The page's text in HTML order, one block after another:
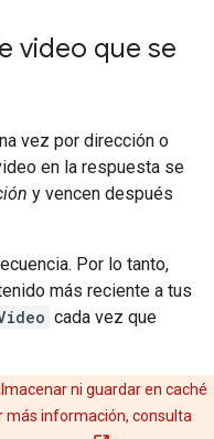
video que se
vez por dirección o
en la respuesta se
y vencen después
Por lo tanto,
más reciente a tus
cada vez que
ni guardar en caché
más información, consulta